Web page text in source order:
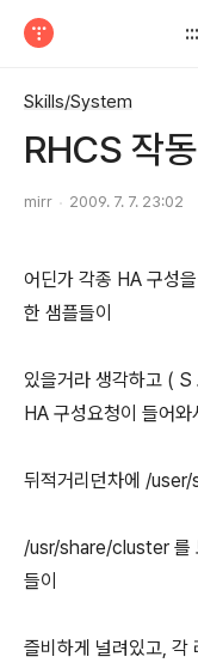
Skills/System
RHCS 작
mirr 2009. 7. 7. 23:02
어딘가 각종 HA 구성
한 샘플들이
있을거라 생각하고 (
HA 구성요청이 들어와
뒤적거리던차에 /
/usr/share/cluster 를
들이
즐비하게 널려있고, 각